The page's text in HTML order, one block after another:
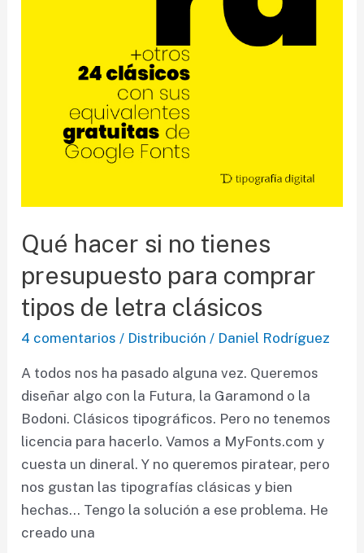
Qué hacer si no tienes
presupuesto para comprar
tipos de letra clásicos
4 comentarios / Distribución / Daniel Rodríguez
A todos nos ha pasado alguna vez. Queremos
diseñar algo con la Futura, la Garamond o la
Bodoni. Clásicos tipográficos. Pero no tenemos
licencia para hacerlo. Vamos a MyFonts.com y
cuesta un dineral. Y no queremos piratear, pero
nos gustan las tipografías clásicas y bien
hechas… Tengo la solución a ese problema. He
creado una